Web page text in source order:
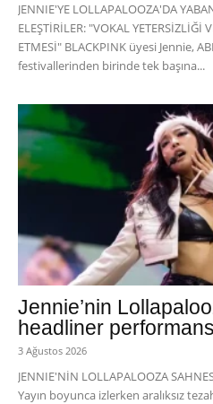
JENNIE'YE LOLLAPALOOZA'DA
ELEŞTİRİLER: "VOKAL YETERSİZLİĞİ
ETMESİ" BLACKPINK üyesi Jennie,
festivallerinden birinde tek başına...
Jennie’nin
headliner
3 Ağustos 2026
JENNIE'NİN LOLLAPALOOZA
Yayın boyunca izlerken aralıksız